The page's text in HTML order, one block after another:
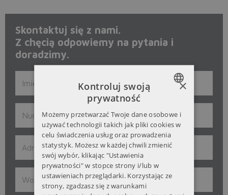
Skontaktuj się z nami.
Z chęcią odpowiemy na pytania i
doradzimy.
ENGLISH
RUSSIAN
×
Kontroluj swoją
prywatność
Możemy przetwarzać Twoje dane osobowe i
używać technologii takich jak pliki cookies w
celu świadczenia usług oraz prowadzenia
statystyk. Możesz w każdej chwili zmienić
swój wybór, klikając "Ustawienia
prywatności" w stopce strony i/lub w
ustawieniach przeglądarki. Korzystając ze
strony, zgadzasz się z warunkami